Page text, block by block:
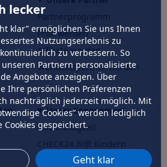
lecker
klar” ermöglichen Sie uns Ihnen
Nutzungserlebnis zu
zu verbessern. So
Partnern personalisierte
Angebote anzeigen. Über
Ihre persönlichen Präferenzen
nachträglich jederzeit möglich. Mit
Cookies” werden lediglich
gespeichert.
Geht klar
Partnerprogramm
Profi werden
Affiliate werden
Werkstattpartner werden
Unser Engagement
Nachhaltigkeit
CHECK24hilftder Natur